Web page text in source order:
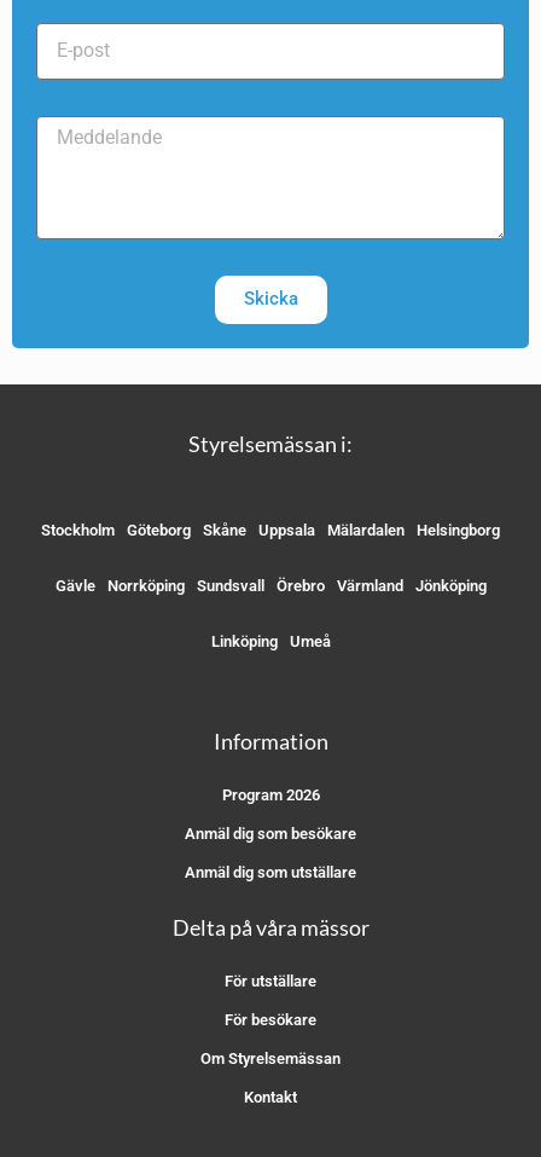
Skicka
Styrelsemässan i:
Stockholm Göteborg Skåne Uppsala Mälardalen Helsingborg
Gävle Norrköping Sundsvall Örebro Värmland Jönköping
Linköping Umeå
Information
Program 2026
Anmäl dig som besökare
Anmäl dig som utställare
Delta på våra mässor
För utställare
För besökare
Om Styrelsemässan
Kontakt